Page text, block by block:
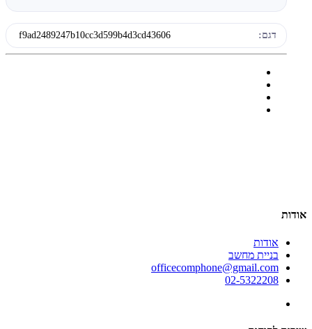
דגם: f9ad2489247b10cc3d599b4d3cd43606
אודות
אודות
בניית מחשב
officecomphone@gmail.com
02-5322208